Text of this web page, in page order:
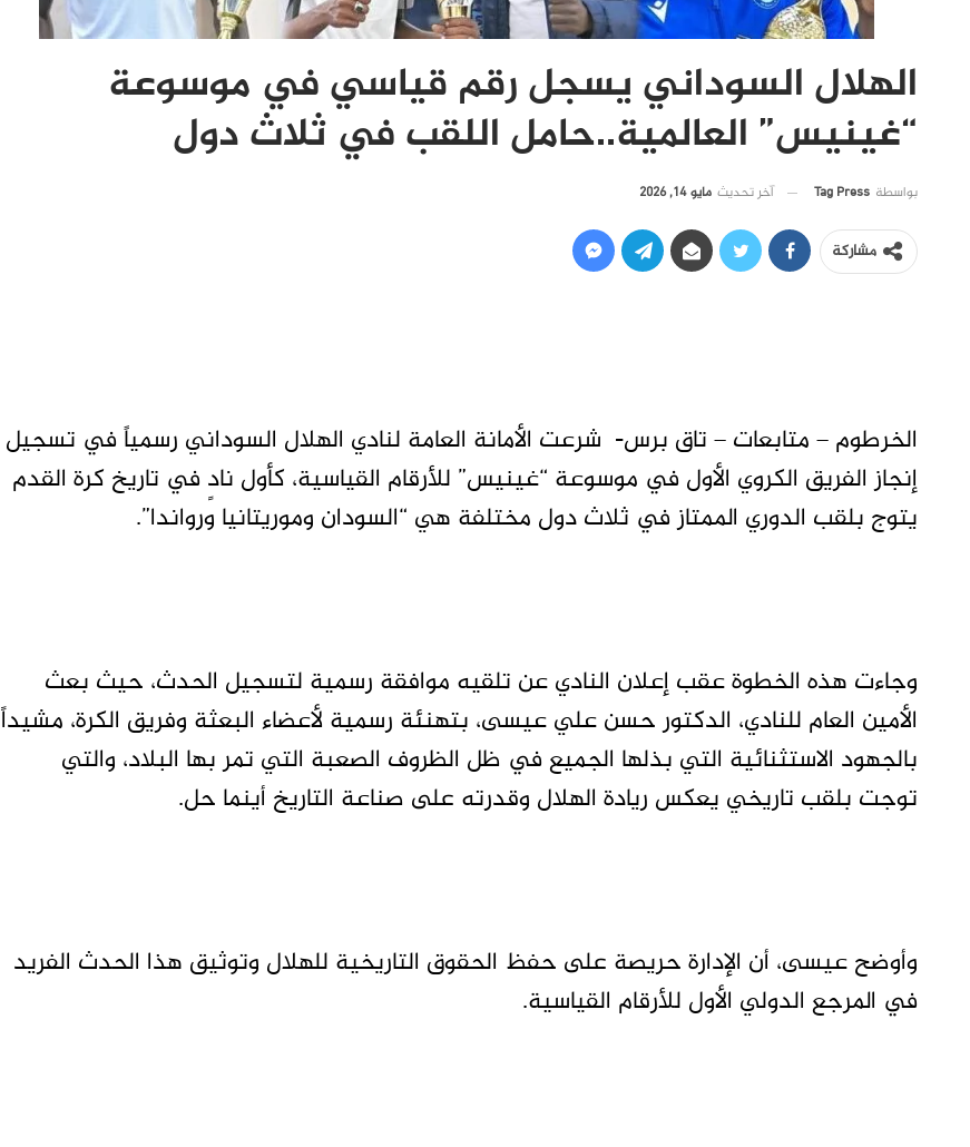
الهلال السوداني يسجل رقم قياسي في موسوعة
“غينيس” العالمية..حامل اللقب في ثلاث دول
بواسطة Tag Press آخر تحديث مايو 14, 2026
مشاركة
الخرطوم – متابعات – تاق برس- شرعت الأمانة العامة لنادي الهلال السوداني رسمياً في تسجيل
إنجاز الفريق الكروي الأول في موسوعة “غينيس” للأرقام القياسية، كأول نادٍ في تاريخ كرة القدم
يتوج بلقب الدوري الممتاز في ثلاث دول مختلفة هي “السودان وموريتانيا ورواندا”.
وجاءت هذه الخطوة عقب إعلان النادي عن تلقيه موافقة رسمية لتسجيل الحدث، حيث بعث
الأمين العام للنادي، الدكتور حسن علي عيسى، بتهنئة رسمية لأعضاء البعثة وفريق الكرة، مشيداً
بالجهود الاستثنائية التي بذلها الجميع في ظل الظروف الصعبة التي تمر بها البلاد، والتي
توجت بلقب تاريخي يعكس ريادة الهلال وقدرته على صناعة التاريخ أينما حل.
وأوضح عيسى، أن الإدارة حريصة على حفظ الحقوق التاريخية للهلال وتوثيق هذا الحدث الفريد
في المرجع الدولي الأول للأرقام القياسية.